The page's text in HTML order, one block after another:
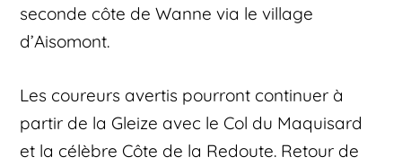
seconde côte de Wanne via le village
d’Aisomont.
Les coureurs avertis pourront continuer à
partir de la Gleize avec le Col du Maquisard
et la célèbre Côte de la Redoute. Retour de